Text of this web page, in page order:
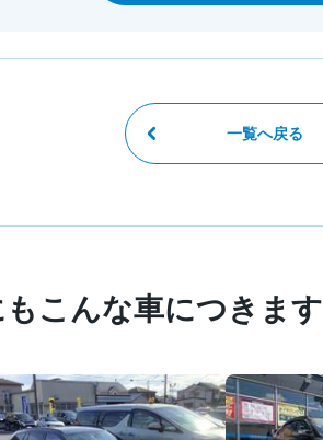
一覧へ戻る
こんな車につきます